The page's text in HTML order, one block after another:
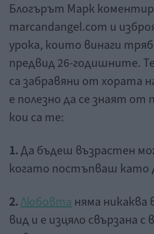
Блогърът Марк
marcandangel.com и
урока, които винаги
предвид 26-годишните.
са забравяни от хората
е полезно да се знаят
кои са те:
1.Да бъдеш възрастен
когато постъпваш като
2.Любовта няма никаква
вид и е изцяло свързана